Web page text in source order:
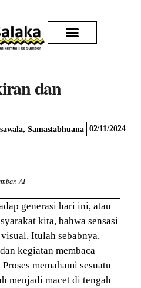
dan
, Samastabhuana 02/11/2024
AI
generasi hari ini, atau
kita, bahwa sensasi
Itulah sebabnya,
kegiatan membaca
memahami sesuatu
menjadi macet di tengah